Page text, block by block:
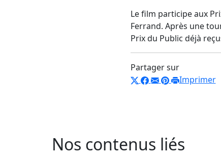
Le film participe aux
Ferrand. Après une
Prix du Public déjà
Partager sur
Imprimer
Nos contenus liés